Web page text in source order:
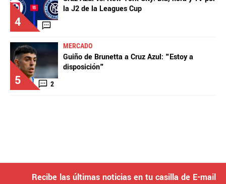
4
la J2 de la Leagues Cup
5 2
MERCADO
Guiño de Brunetta a Cruz Azul: "Estoy a
disposición"
Recibe las últimas noticias en tu casilla de E-mail